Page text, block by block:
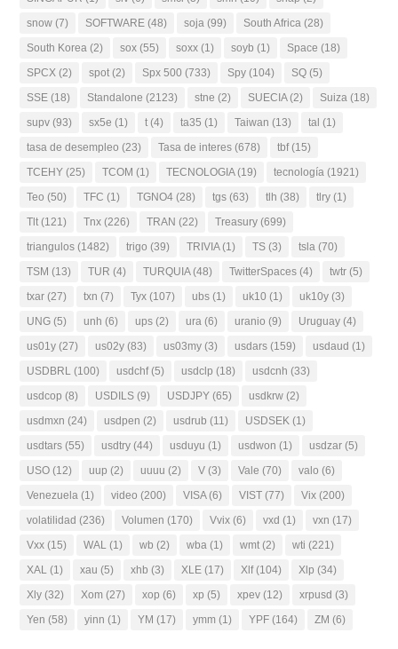
snow (7) SOFTWARE (48) soja (99) South Africa (28)
South Korea (2) sox (55) soxx (1) soyb (1) Space (18)
SPCX (2) spot (2) Spx 500 (733) Spy (104) SQ (5)
SSE (18) Standalone (2123) stne (2) SUECIA(2) Suiza (18)
supv (93) sx5e (1) t (4) ta35 (1) Taiwan (13) tal (1)
tasa de desempleo (23) Tasa de interes (678) tbf(15)
TCEHY (25) TCOM (1) TECNOLOGIA(19) tecnología (1921)
Teo (50) TFC (1) TGNO4 (28) tgs (63) tlh (38) tlry (1)
Tlt (121) Tnx (226) TRAN (22) Treasury (699)
triangulos (1482) trigo (39) TRIVIA(1) TS (3) tsla (70)
TSM (13) TUR (4) TURQUIA(48) TwitterSpaces (4) twtr (5)
txar (27) txn (7) Tyx (107) ubs (1) uk10 (1) uk10y (3)
UNG (5) unh (6) ups (2) ura (6) uranio (9) Uruguay (4)
us01y (27) us02y (83) us03my (3) usdars (159) usdaud (1)
USDBRL (100) usdchf(5) usdclp (18) usdcnh (33)
usdcop (8) USDILS (9) USDJPY (65) usdkrw (2)
usdmxn (24) usdpen (2) usdrub (11) USDSEK (1)
usdtars (55) usdtry (44) usduyu (1) usdwon (1) usdzar (5)
USO (12) uup (2) uuuu (2) V (3) Vale (70) valo (6)
Venezuela (1) video (200) VISA(6) VIST (77) Vix (200)
volatilidad (236) Volumen (170) Vvix (6) vxd (1) vxn (17)
Vxx (15) WAL (1) wb (2) wba (1) wmt (2) wti (221)
XAL (1) xau (5) xhb (3) XLE (17) Xlf(104) Xlp (34)
Xly (32) Xom (27) xop (6) xp (5) xpev (12) xrpusd (3)
Yen (58) yinn (1) YM (17) ymm (1) YPF (164) ZM (6)